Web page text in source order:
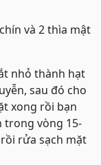
và 2 thìa mật
nhỏ thành hạt
sau đó cho
xong rồi bạn
trong vòng 15-
rửa sạch mặt